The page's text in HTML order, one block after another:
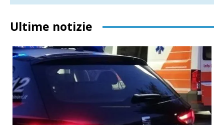
Ultime notizie